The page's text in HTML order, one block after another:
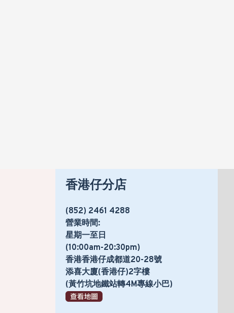
香港仔分店
(852) 2461 4288
營業時間:
星期一至日
(10:00am-20:30pm)
香港香港仔成都道20-28號
添喜大廈(香港仔)2字樓
(黃竹坑地鐵站轉4M專線小巴)